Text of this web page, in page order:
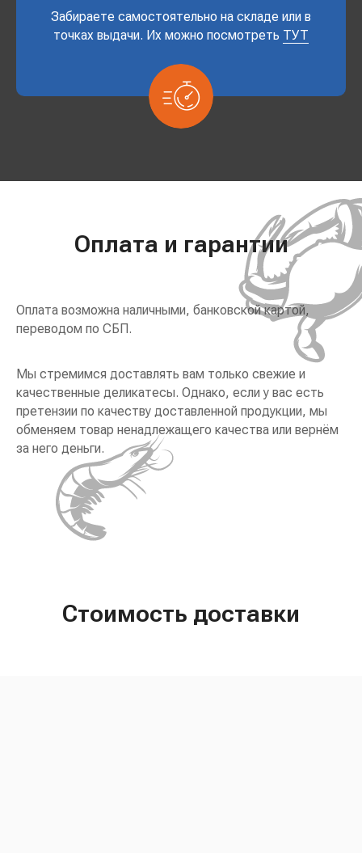
Забираете самостоятельно на складе или в
точках выдачи. Их можно посмотреть ТУТ
Оплата и гарантии
Оплата возможна наличными, банковской картой,
переводом по СБП.
Мы стремимся доставлять вам только свежие и
качественные деликатесы. Однако, если у вас есть
претензии по качеству доставленной продукции, мы
обменяем товар ненадлежащего качества или вернём
за него деньги.
Стоимость доставки